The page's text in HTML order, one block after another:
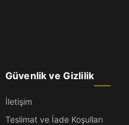
Güvenlik ve Gizlilik
İletişim
Teslimat ve İade Koşulları